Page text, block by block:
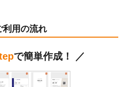
賀状のデザインテンプレート
ーのデザインテンプレート
。
年の年賀状デザインテンプレート
利用の流れ
で簡単作成！ ／